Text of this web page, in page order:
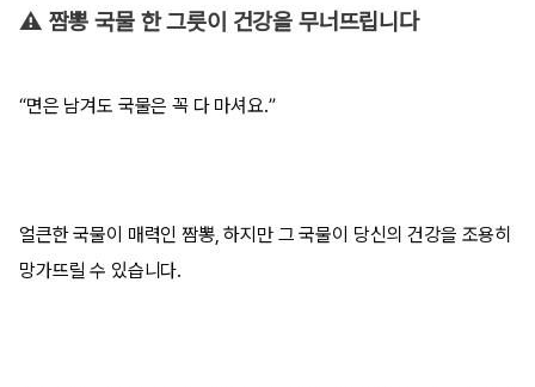
⚠️ 짬뽕 국물 한 그릇이 건강을 무너뜨립니다
“면은 남겨도 국물은 꼭 다 마셔요.”
얼큰한 국물이 매력인 짬뽕, 하지만 그 국물이 당신의 건강을 조용히
망가뜨릴 수 있습니다.